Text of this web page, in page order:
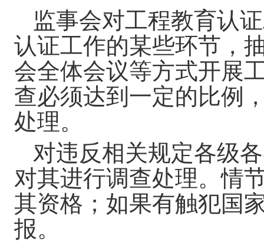
监事会对工程教育认
认证工作的某些环节，
会全体会议等方式开展
查必须达到一定的比例
处理。
对违反相关规定各级
对其进行调查处理。情
其资格；如果有触犯国
报。